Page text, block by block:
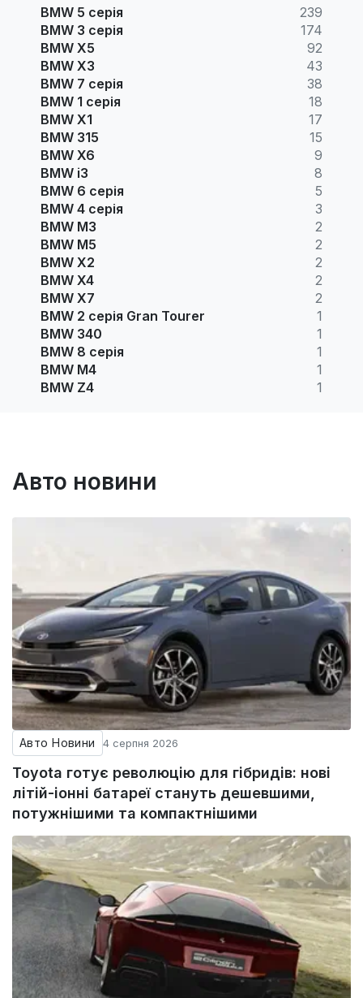
BMW 5 серія
239
BMW 3 серія
174
BMW X5
92
BMW X3
43
BMW 7 серія
38
BMW 1 серія
18
BMW X1
17
BMW 315
15
BMW X6
9
BMW i3
8
BMW 6 серія
5
BMW 4 серія
3
BMW M3
2
BMW M5
2
BMW X2
2
BMW X4
2
BMW X7
2
BMW 2 серія Gran Tourer
1
BMW 340
1
BMW 8 серія
1
BMW M4
1
BMW Z4
1
Авто новини
Авто Новини 4 серпня 2026
Toyota готує революцію для гібридів: нові
літій-іонні батареї стануть дешевшими,
потужнішими та компактнішими